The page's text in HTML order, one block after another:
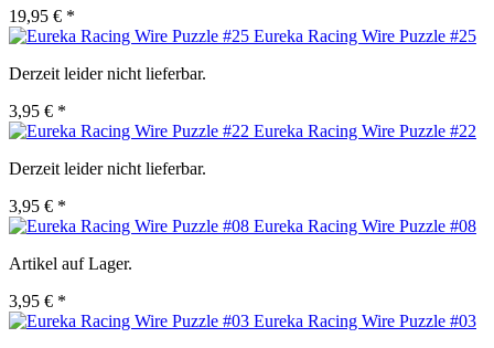
19,95 € *
Eureka Racing Wire Puzzle #25
Derzeit leider nicht lieferbar.
3,95 € *
Eureka Racing Wire Puzzle #22
Derzeit leider nicht lieferbar.
3,95 € *
Eureka Racing Wire Puzzle #08
Artikel auf Lager.
3,95 € *
Eureka Racing Wire Puzzle #03